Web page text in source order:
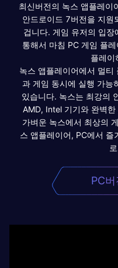
최신버전의 녹스 앱플레이
안드로이드 7버전을 지원
겁니다. 게임 유저의 입
통해서 마침 PC 게임 플
플레이
녹스 앱플레이어에서 멀티
과 게임 동시에 실행 가능
있습니다. 녹스는 최강의
AMD, Intel 기기와 완벽
가벼운 녹스에서 최상의
스 앱플레이어, PC에서 즐
PC